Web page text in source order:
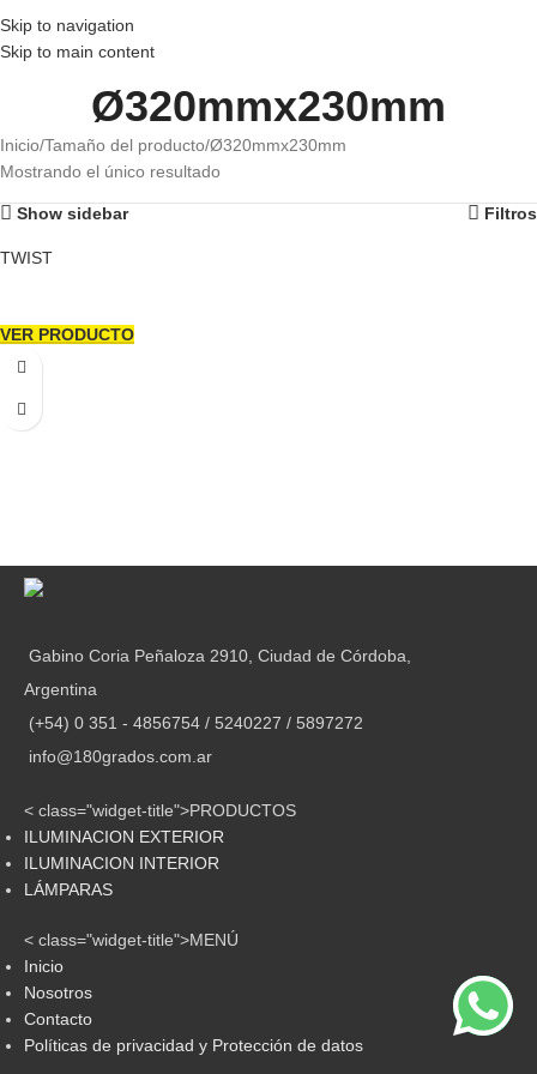
Skip to navigation
Skip to main content
Ø320mmx230mm
Inicio Tamaño del producto Ø320mmx230mm
Mostrando el único resultado
Show sidebar Filtros
TWIST
VER PRODUCTO
Gabino Coria Peñaloza 2910, Ciudad de Córdoba,
Argentina
(+54) 0 351 - 4856754 / 5240227 / 5897272
info@180grados.com.ar
< class="widget-title">PRODUCTOS
ILUMINACION EXTERIOR
ILUMINACION INTERIOR
LÁMPARAS
< class="widget-title">MENÚ
Inicio
Nosotros
Contacto
Políticas de privacidad y Protección de datos